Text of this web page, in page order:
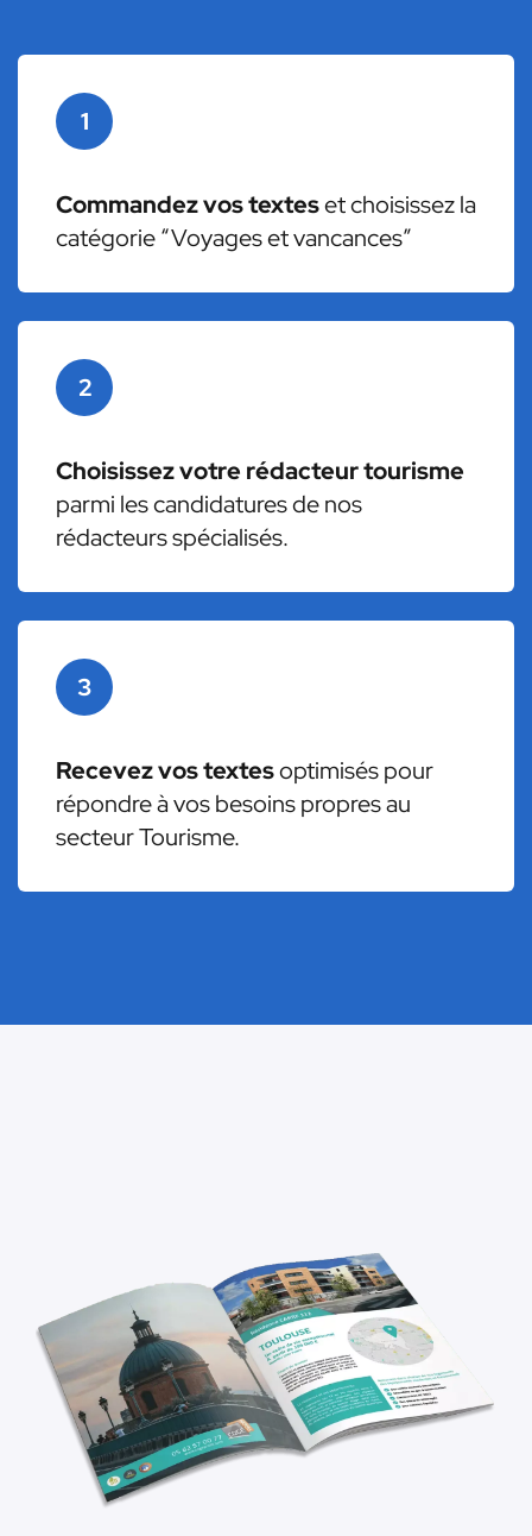
1
Commandez vos texteset choisissez la
catégorie “Voyages et vancances”
2
Choisissez votre rédacteur tourisme
parmi les candidatures de nos
rédacteurs spécialisés.
3
Recevez vos textesoptimisés pour
répondre à vos besoins propres au
secteur Tourisme.